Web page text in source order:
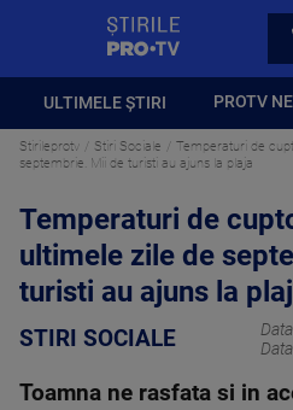
ULTIMELE ȘTIRI PROTV
Stirileprotv Stiri Sociale
Temperaturi de
septembrie. Mii de turisti au ajuns la plaja
Temperaturi de
ultimele zile de
turisti au ajuns la
STIRI SOCIALE
Toamna ne rasfata si in